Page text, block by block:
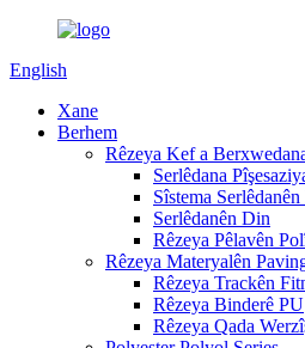
English
Xane
Berhem
Rêzeya Kef a
Serlêdana
Sîstema
Serlêdanên Din
Rêzeya Pêlavên
Rêzeya Materyalên
Rêzeya Trackên
Rêzeya Binderê PU
Rêzeya Qada